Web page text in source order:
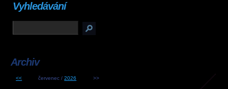
Vyhledávání
Archiv
<< červenec /2026 >>